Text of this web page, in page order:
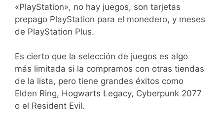
«PlayStation», no hay juegos, son tarjetas
prepago PlayStation para el monedero, y meses
de PlayStation Plus.
Es cierto que la selección de juegos es algo
más limitada si la compramos con otras tiendas
de la lista, pero tiene grandes éxitos como
Elden Ring, Hogwarts Legacy, Cyberpunk 2077
o el Resident Evil.